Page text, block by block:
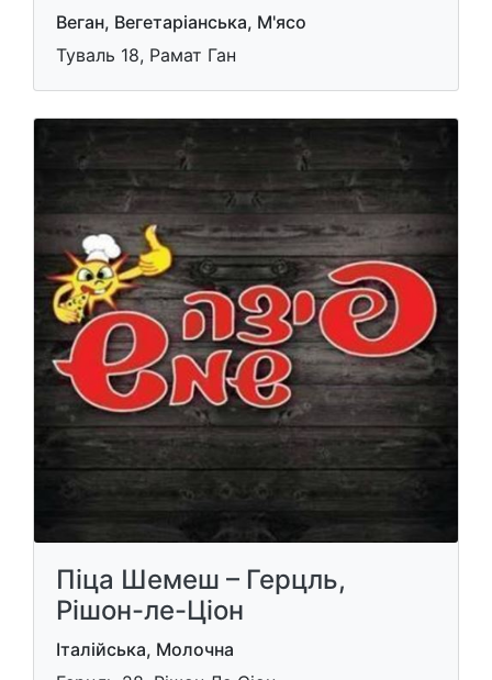
Веган, Вегетаріанська, М'ясо
Туваль 18, Рамат Ган
Піца Шемеш – Герцль,
Рішон-ле-Ціон
Італійська, Молочна